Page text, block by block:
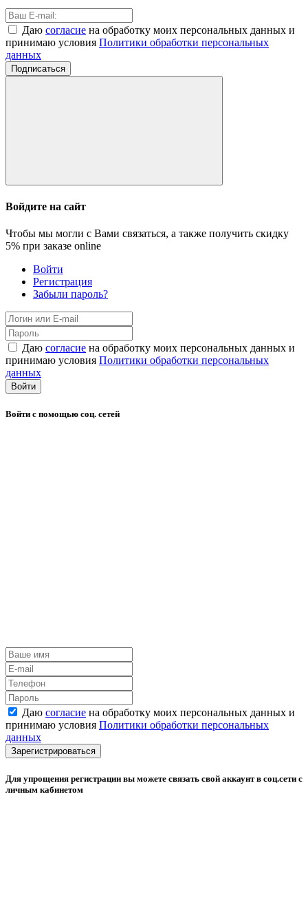
Даю согласие на обработку моих персональных данных и
принимаю условия Политики обработки персональных
данных
Подписаться
Войдите на сайт
Чтобы мы могли с Вами связаться, а также получить скидку
5% при заказе online
Войти
Регистрация
Забыли пароль?
Даю согласие на обработку моих персональных данных и
принимаю условия Политики обработки персональных
данных
Войти
Войти с помощью соц. сетей
Даю согласие на обработку моих персональных данных и
принимаю условия Политики обработки персональных
данных
Зарегистрироваться
Для упрощения регистрации вы можете связать свой аккаунт в соц.сети с
личным кабинетом